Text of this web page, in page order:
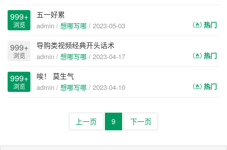
999+
浏览
五一好累
热门
admin / 想哪写哪 / 2023-05-03
999+
浏览
导购类视频经典开头话术
热门
admin / 想哪写哪 / 2023-04-17
999+
浏览
唉！ 莫生气
热门
admin / 想哪写哪 / 2023-04-10
上一页 9 下一页